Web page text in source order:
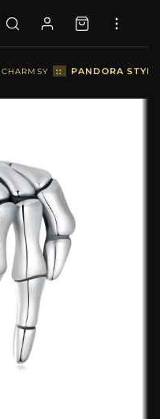
CHARMSY :: PANDORA STYL